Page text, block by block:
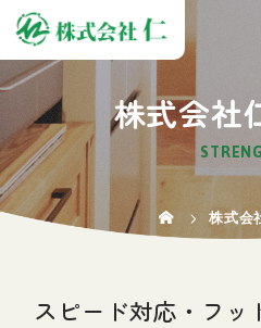
株式会社
株式会
スピード対応・フッ